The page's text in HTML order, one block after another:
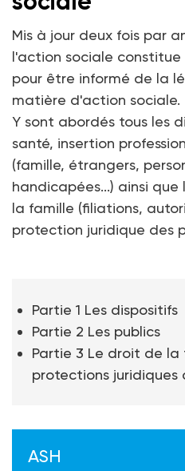
Mis à jour deux fois par
l'action sociale constitue
pour être informé de la
matière d'action sociale.
Y sont abordés tous les
santé, insertion
(famille, étrangers,
handicapées...) ainsi
la famille (filiations,
protection juridique des
Partie 1 Les dispositifs
Partie 2 Les publics
Partie 3 Le droit de la
protections juridiques
ASH